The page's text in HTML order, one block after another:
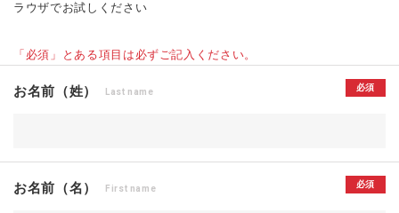
ラウザでお試しください
「必須」とある項目は必ずご記入ください。
お名前（姓） Last name 必須
お名前（名） First name 必須